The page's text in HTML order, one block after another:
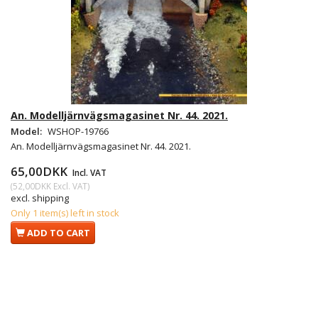
An. Modelljärnvägsmagasinet Nr. 44. 2021.
Model: WSHOP-19766
An. Modelljärnvägsmagasinet Nr. 44. 2021.
65,00DKK Incl. VAT
(52,00DKK Excl. VAT)
excl. shipping
Only 1 item(s) left in stock
ADD TO CART